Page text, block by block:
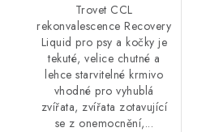
Trovet CCL
rekonvalescence Recovery
Liquid pro psy a kočky je
tekuté, velice chutné a
lehce starvitelné krmivo
vhodné pro vyhublá
zvířata, zvířata zotavující
se z onemocnění,...